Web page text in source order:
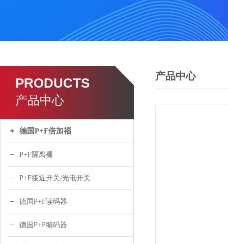
PRODUCTS
产品中心
德国P+F倍加福
P+F隔离栅
P+F接近开关/光电开关
德国P+F读码器
德国P+F编码器
产品中心